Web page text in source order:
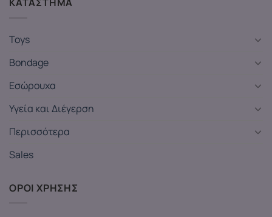
Toys
Bondage
Εσώρουχα
Υγεία και Διέγερση
Περισσότερα
Sales
ΟΡΟΙ ΧΡΗΣΗΣ